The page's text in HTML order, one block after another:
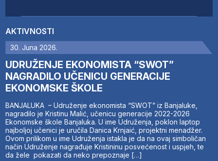
AKTIVNOSTI
30. Juna 2026.
UDRUŽENJE EKONOMISTA “SWOT”
NAGRADILO UČENICU GENERACIJE
EKONOMSKE ŠKOLE
BANJALUKA – Udruženje ekonomista “SWOT” iz Banjaluke,
nagradilo je Kristinu Malić, učenicu generacije 2022-2026
Ekonomske škole Banjaluka. U ime Udruženja, poklon laptop
najboljoj učenici je uručila Danica Krnjaić, projektni menadžer.
Ovom prilikom u ime Udruženja istakla je da na ovaj simboličan
način Udruženje nagrađuje Kristininu posvećenost i uspjeh, te
da žele pokazati da neko prepoznaje […]